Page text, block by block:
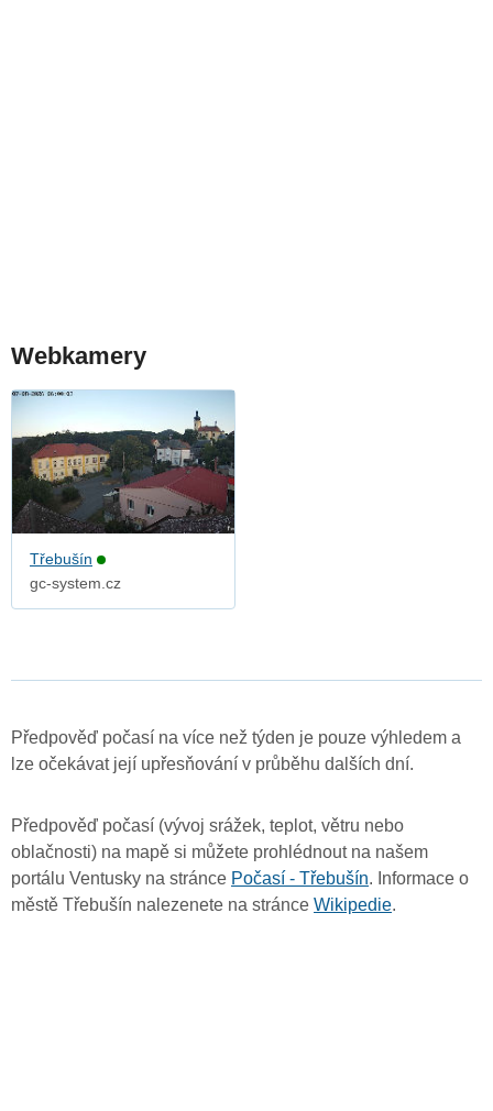
Webkamery
Třebušín
gc-system.cz
Předpověď počasí na více než týden je pouze výhledem a
lze očekávat její upřesňování v průběhu dalších dní.
Předpověď počasí (vývoj srážek, teplot, větru nebo
oblačnosti) na mapě si můžete prohlédnout na našem
portálu Ventusky na stránce Počasí - Třebušín. Informace o
městě Třebušín nalezenete na stránce Wikipedie.